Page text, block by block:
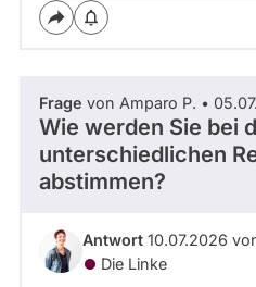
Frage von Amparo P. •
Wie werden Sie bei
unterschiedlichen
abstimmen?
Antwort 10.07.2026
Die Linke